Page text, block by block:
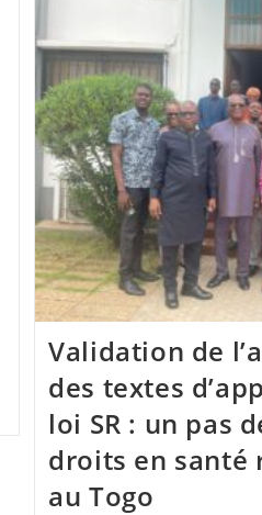
Validation de
des textes
loi SR : un pas
droits en santé
au Togo